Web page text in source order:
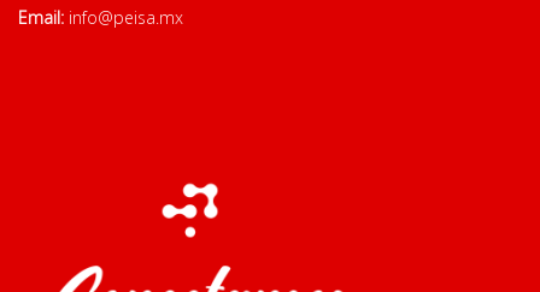
Email: info@peisa.mx